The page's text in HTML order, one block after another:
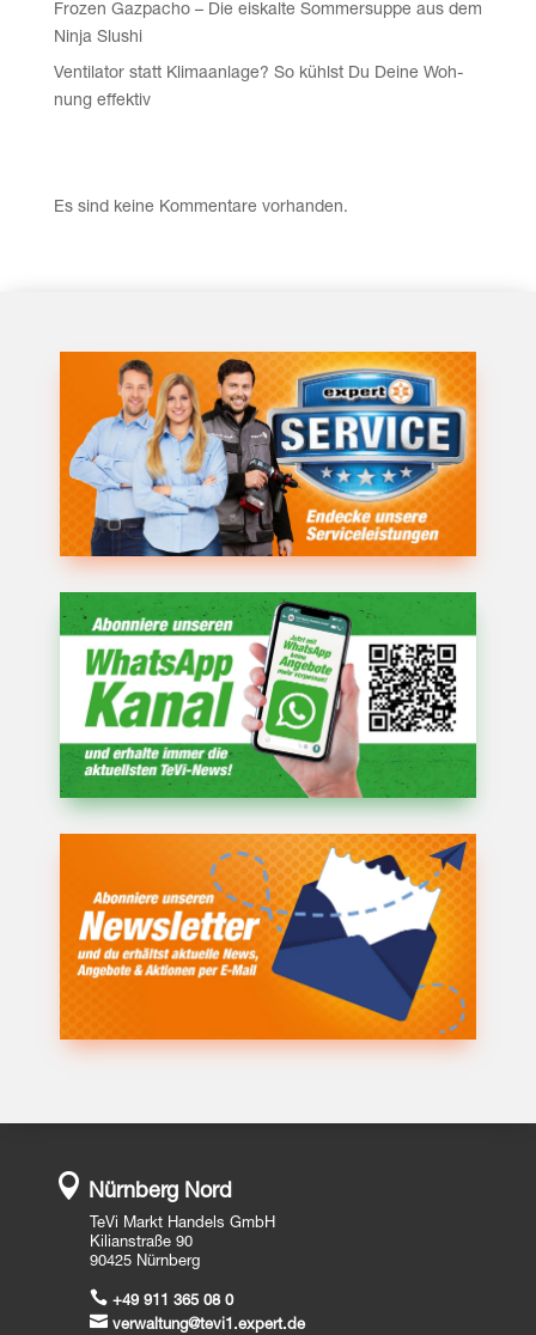
Fro­zen Gaz­pa­cho – Die eis­kal­te Som­mer­sup­pe aus dem
Nin­ja Slushi
Ven­ti­la­tor statt Kli­ma­an­la­ge? So kühlst Du Dei­ne Woh­
nung effektiv
Es sind keine Kommentare vorhanden.
 Nürnberg Nord
TeVi Markt Handels GmbH
Kilianstraße 90
90425 Nürnberg
 +49 911 365 08 0
 verwaltung@tevi1.expert.de